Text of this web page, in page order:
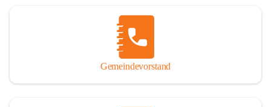
Gemeindevorstand